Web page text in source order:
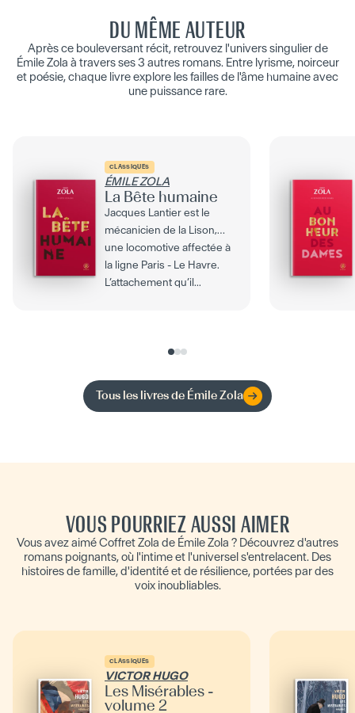
DU MÊME AUTEUR
Après ce bouleversant récit, retrouvez l'univers singulier de
Émile Zola à travers ses 3 autres romans. Entre lyrisme, noirceur
et poésie, chaque livre explore les failles de l'âme humaine avec
une puissance rare.
CLASSIQUES
ÉMILE ZOLA
La Bête humaine
Jacques Lantier est le
mécanicien de la Lison,
une locomotive affectée à
la ligne Paris - Le Havre.
L’attachement qu’il...
Tous les livres de Émile Zola
VOUS POURRIEZ AUSSI AIMER
Vous avez aimé Coffret Zola de Émile Zola ? Découvrez d'autres
romans poignants, où l'intime et l'universel s'entrelacent. Des
histoires de famille, d'identité et de résilience, portées par des
voix inoubliables.
CLASSIQUES
VICTOR HUGO
Les Misérables -
volume 2